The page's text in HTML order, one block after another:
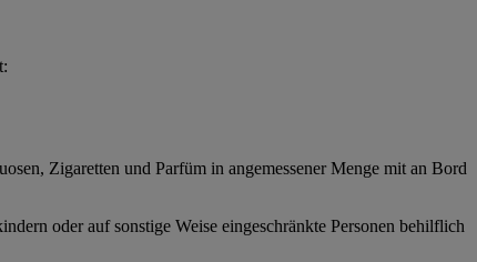
Zigaretten und Parfüm in angemessener Menge mit an Bord
oder auf sonstige Weise eingeschränkte Personen behilflich